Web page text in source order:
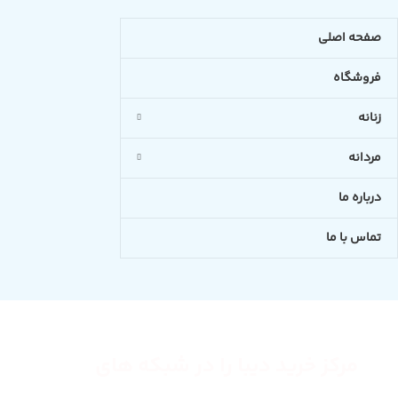
صفحه اصلی
فروشگاه
زنانه
مردانه
درباره ما
تماس با ما